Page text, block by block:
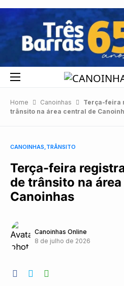
Home Canoinhas
Terça-feira
trânsito na área central de
CANOINHAS TRÂNSITO
Terça-feira
de trânsito na
Canoinhas
Canoinhas Online
8 de julho de 2026